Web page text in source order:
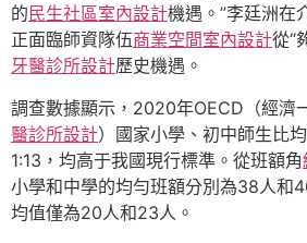
的 民生社區室內設計機遇。”李廷洲在
正面臨師資隊伍商業空間室內設計從“
牙醫診所設計歷史機遇。
調查數據顯示，2020年OECD（經濟
醫診所設計）國家小學、初中師生比
1:13，均高于我國現行標準。從班額角
小學和中學的均勻班額分別為38人和
均值僅為20人和23人。